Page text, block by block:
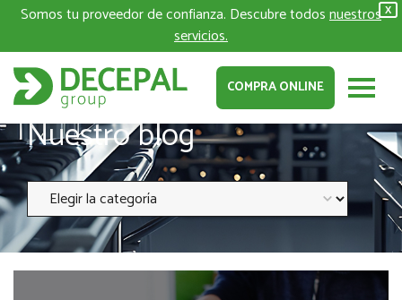
X
Somos tu proveedor de confianza. Descubre todosnuestros
servicios.
COMPRA ONLINE
Nuestro blog